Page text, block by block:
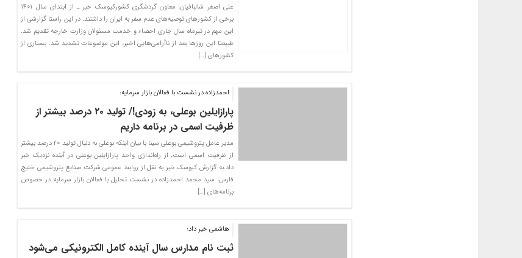
علی اصغر شالبافیان؛ معاون گردشگری کشورکیوسک خبر ـ از ابتدای سال ۱۴۰۱
برخی از کشورهای توصیه‌های‌ عدم سفر به ایران را داشتند. در این راستا گزارشی از
این مهم در تیرماه سال جاری احصاء و خدمت مسئولان وزارت خارجه تقدیم شد.
طبیعتا این روزها بعد از ناآرامی‌هایی اخیر، این موضوعات تشدید شد. بسیاری از
کشورهای […]
احمدزاده در نشست با فعالان بازار سرمایه:
پارازایلین بوعلی، به زودی!/ تولید ۲۰ درصد بیشتر از
ظرفیت اسمی در برنامه داریم
مدیر عامل پتروشیمی بوعلی سینا با بیان اینکه بوعلی به دنبال تولید ۲۰ درصد بیشتر
از ظرفیت اسمی است، از راه‌اندازی واحد پارازایلین بوعلی در آینده نزدیک خبر
داد.به گزارش کیوسک خبر به نقل از روابط عمومی شرکت صنایع پتروشیمی خلیج
فارس، سید محمد احمدزاده در نشست تحلیل با فعالان بازار سرمایه در خصوص
برنامه‌های […]
هاشمی خبر داد؛
ثبت نام مدارس سال آینده کامل الکترونیکی می‌شود